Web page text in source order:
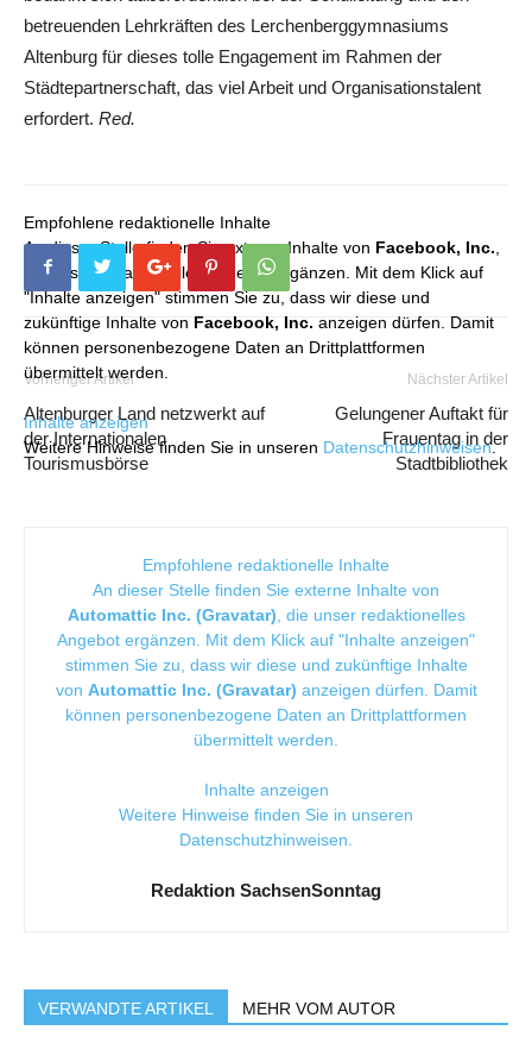
betreuenden Lehrkräften des Lerchenberggymnasiums
Altenburg für dieses tolle Engagement im Rahmen der
Städtepartnerschaft, das viel Arbeit und Organisationstalent
erfordert. Red.
Empfohlene redaktionelle Inhalte
An dieser Stelle finden Sie externe Inhalte von Facebook, Inc.
die unser redaktionelles Angebot ergänzen. Mit dem Klick auf
"Inhalte anzeigen" stimmen Sie zu, dass wir diese und
zukünftige Inhalte von Facebook, Inc. anzeigen dürfen. Damit
können personenbezogene Daten an Drittplattformen
übermittelt werden.
Inhalte anzeigen
Weitere Hinweise finden Sie in unseren Datenschutzhinweisen.
Vorheriger Artikel
Altenburger Land netzwerkt auf
der Internationalen
Tourismusbörse
Nächster Artikel
Gelungener Auftakt für
Frauentag in der
Stadtbibliothek
Empfohlene redaktionelle Inhalte
An dieser Stelle finden Sie externe Inhalte von
Automattic Inc. (Gravatar) , die unser redaktionelles
Angebot ergänzen. Mit dem Klick auf "Inhalte anzeigen"
stimmen Sie zu, dass wir diese und zukünftige Inhalte
von Automattic Inc. (Gravatar) anzeigen dürfen. Damit
können personenbezogene Daten an Drittplattformen
übermittelt werden.
Inhalte anzeigen
Weitere Hinweise finden Sie in unseren
Datenschutzhinweisen
Redaktion SachsenSonntag
VERWANDTE ARTIKEL MEHR VOM AUTOR